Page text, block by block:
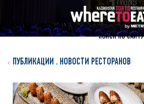
ПОИСК ПО САЙТУ
ПУБЛИКАЦИИ . НОВОСТИ РЕСТОРАНОВ